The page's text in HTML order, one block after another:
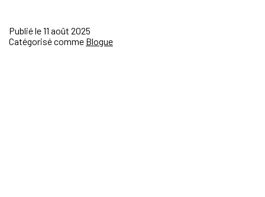
Publié le11 août 2025
Catégorisé comme Blogue